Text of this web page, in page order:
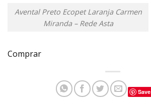
Avental Preto Ecopet Laranja Carmen
Miranda – Rede Asta
Comprar
Save